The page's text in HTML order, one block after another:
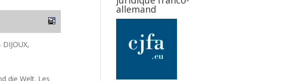
die Welt. Les
allemand